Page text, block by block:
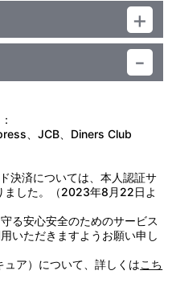
、JCB、Diners Club
決済については、本人認証サ
ました。（2023年8月22日よ
る安心安全のためのサービス
いただきますようお願い申し
ア）について、詳しくはこち